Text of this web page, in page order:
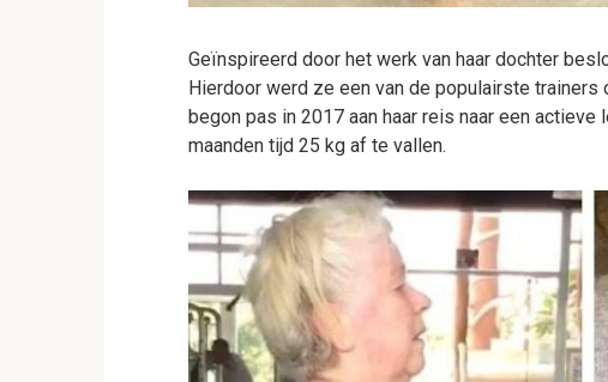
Geïnspireerd door het werk van haar dochter
Hierdoor werd ze een van de populairste
begon pas in 2017 aan haar reis naar een
maanden tijd 25 kg af te vallen.